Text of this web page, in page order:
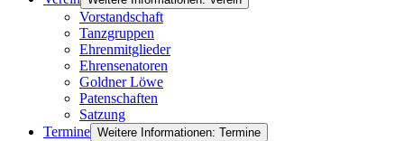
Vorstandschaft
Tanzgruppen
Ehrenmitglieder
Ehrensenatoren
Goldner Löwe
Patenschaften
Satzung
Termine Weitere Informationen: Termine